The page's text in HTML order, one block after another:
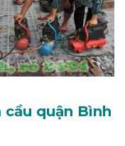
quận Bình